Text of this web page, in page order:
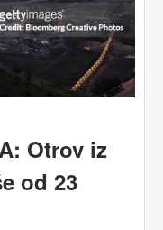
Otrov iz
od 23